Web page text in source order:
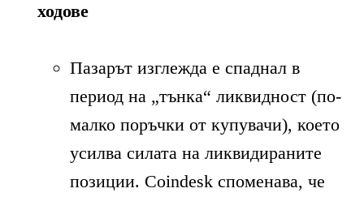
ходове
Пазарът изглежда е спаднал в
период на „тънка“ ликвидност (по-
малко поръчки от купувачи), което
усилва силата на ликвидираните
позиции. Coindesk споменава, че